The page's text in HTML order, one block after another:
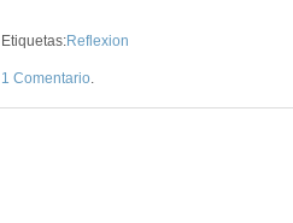
Etiquetas:Reflexion
1 Comentario.